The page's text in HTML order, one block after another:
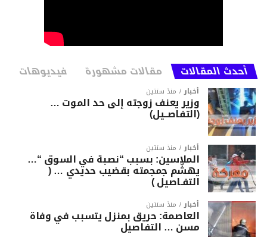
أحدث المقالات مقالات مشهورة فيديوهات
أخبار منذ سنتين
وزير يعنف زوجته إلى حد الموت …
(التفاصــيل)
أخبار منذ سنتين
الملاسين: بسبب “نصبة في السوق “…
يهشّم جمجمته بقضيب حديدي … (
التفـاصيل )
أخبار منذ سنتين
العاصمة: حريق بمنزل يتسبب في وفاة
مسن … التفاصيل